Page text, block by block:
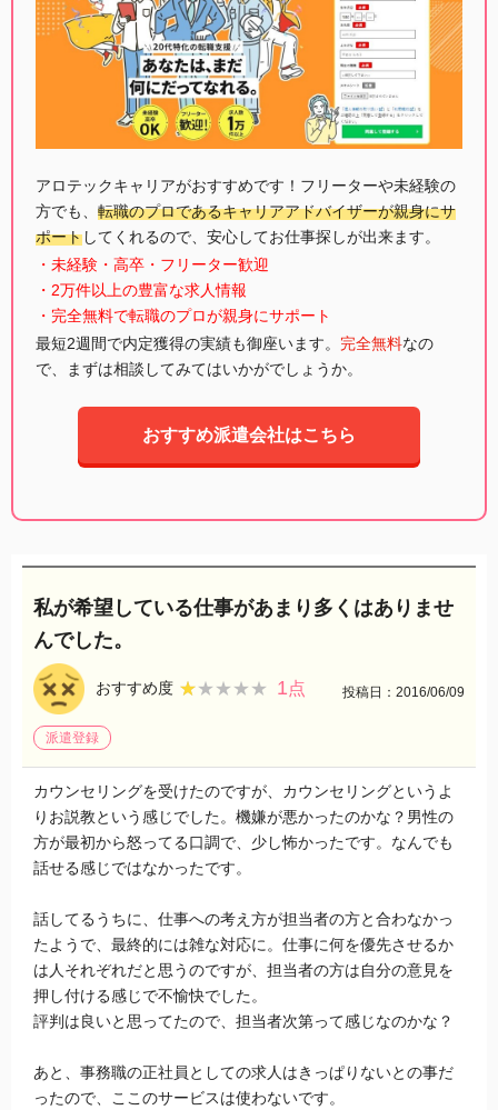
アロテックキャリアがおすすめです！フリーターや未経験の
方でも、 転職のプロであるキャリアアドバイザーが親身にサ
ポートしてくれるので、安心してお仕事探しが出来ます。
・未経験・高卒・フリーター歓迎
・2万件以上の豊富な求人情報
・完全無料で転職のプロが親身にサポート
最短2週間で内定獲得の実績も御座います。 完全無料なの
で、まずは相談してみてはいかがでしょうか。
おすすめ派遣会社はこちら
私が希望している仕事があまり多くはありませ
んでした。
おすすめ度 ★★★★★
★★★★★ 1点 投稿日：2016/06/09
派遣登録
カウンセリングを受けたのですが、カウンセリングというよ
りお説教という感じでした。機嫌が悪かったのかな？男性の
方が最初から怒ってる口調で、少し怖かったです。なんでも
話せる感じではなかったです。
話してるうちに、仕事への考え方が担当者の方と合わなかっ
たようで、最終的には雑な対応に。仕事に何を優先させるか
は人それぞれだと思うのですが、担当者の方は自分の意見を
押し付ける感じで不愉快でした。
評判は良いと思ってたので、担当者次第って感じなのかな？
あと、事務職の正社員としての求人はきっぱりないとの事だ
ったので、ここのサービスは使わないです。